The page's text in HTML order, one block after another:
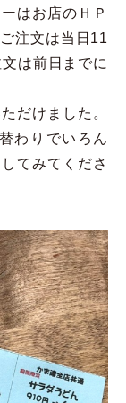
はお店のＨＰ
注文は当日11
は前日までに
だけました。
わりでいろん
てみてくださ